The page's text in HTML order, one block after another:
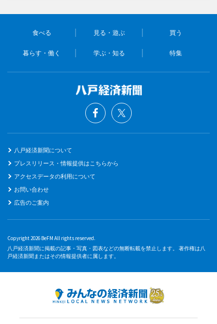
食べる 見る・遊ぶ 買う
暮らす・働く 学ぶ・知る 特集
八戸経済新聞について
プレスリリース・情報提供はこちらから
アクセスデータの利用について
お問い合わせ
広告のご案内
Copyright 2026 BeFM All rights reserved.
八戸経済新聞に掲載の記事・写真・図表などの無断転載を禁止します。 著作権は八
戸経済新聞またはその情報提供者に属します。